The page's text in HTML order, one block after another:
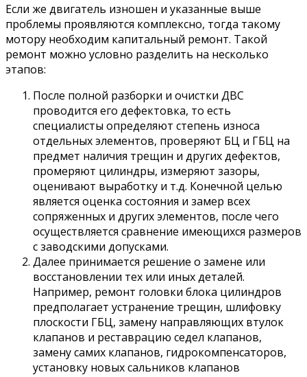
Если же двигатель изношен и указанные выше
проблемы проявляются комплексно, тогда такому
мотору необходим капитальный ремонт. Такой
ремонт можно условно разделить на несколько
этапов:
После полной разборки и очистки ДВС
проводится его дефектовка, то есть
специалисты определяют степень износа
отдельных элементов, проверяют БЦ и ГБЦ на
предмет наличия трещин и других дефектов,
промеряют цилиндры, измеряют зазоры,
оценивают выработку и т.д. Конечной целью
является оценка состояния и замер всех
сопряженных и других элементов, после чего
осуществляется сравнение имеющихся размеров
с заводскими допусками.
Далее принимается решение о замене или
восстановлении тех или иных деталей.
Например, ремонт головки блока цилиндров
предполагает устранение трещин, шлифовку
плоскости ГБЦ, замену направляющих втулок
клапанов и реставрацию седел клапанов,
замену самих клапанов, гидрокомпенсаторов,
установку новых сальников клапанов